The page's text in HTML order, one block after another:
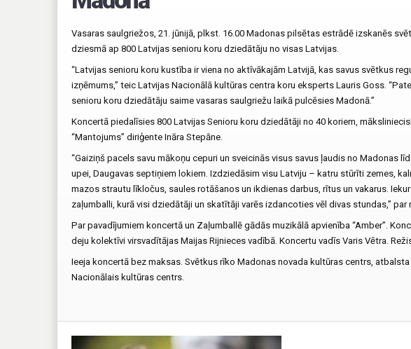
Vasaras saulgriežos, 21. jūnijā, plkst. 16.00 Madonas pilsētas estrādē izskanēs
dziesmā ap 800 Latvijas senioru koru dziedātāju no visas Latvijas.
“Latvijas senioru koru kustība ir viena no aktīvākajām Latvijā, kas savus svētkus
izņēmums,” teic Latvijas Nacionālā kultūras centra koru eksperts Lauris Goss.
senioru koru dziedātāju saime vasaras saulgriežu laikā pulcēsies Madonā.”
Koncertā piedalīsies 800 Latvijas Senioru koru dziedātāji no 40 koriem,
“Mantojums” diriģente Ināra Stepāne.
“Gaiziņš pacels savu mākoņu cepuri un sveicinās visus savus ļaudis no Madonas
upei, Daugavas septiņiem lokiem. Izdziedāsim visu Latviju – katru stūrīti zemes,
mazos strautu līkločus, saules rotāšanos un ikdienas darbus, rītus un vakarus.
zaļumballi, kurā visi dziedātāji un skatītāji varēs izdancoties vēl divas stundas,”
Par pavadījumiem koncertā un Zaļumballē gādās muzikālā apvienība “Amber”.
deju kolektīvi virsvadītājas Maijas Rijnieces vadībā. Koncertu vadīs Varis Vētra.
Ieeja koncertā bez maksas. Svētkus rīko Madonas novada kultūras centrs,
Nacionālais kultūras centrs.